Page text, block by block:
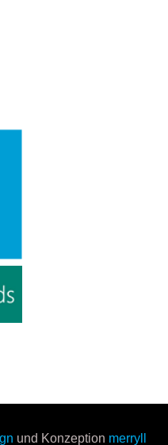
und Konzeption merryll